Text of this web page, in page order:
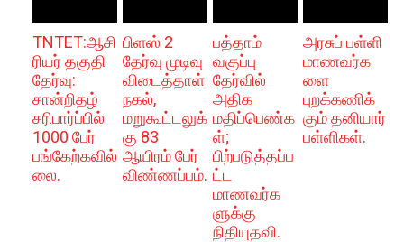
TNTET:ஆசி
ரியர் தகுதி
தேர்வு:
சான்றிதழ்
சரிபார்ப்பில்
1000 பேர்
பங்கேற்கவில்
லை.
பிளஸ் 2
தேர்வு முடிவு
விடைத்தாள்
நகல்,
மறுகூட்டலுக்
கு 83
ஆயிரம் பேர்
விண்ணப்பம்.
பத்தாம்
வகுப்பு
தேர்வில்
அதிக
மதிப்பெண்க
ள்;
பிற்படுத்தப்ப
ட்ட
மாணவர்க
ளுக்கு
நிதியுதவி.
அரசுப் பள்ளி
மாணவர்க
ளை
புறக்கணிக்
கும் தனியார்
பள்ளிகள்.